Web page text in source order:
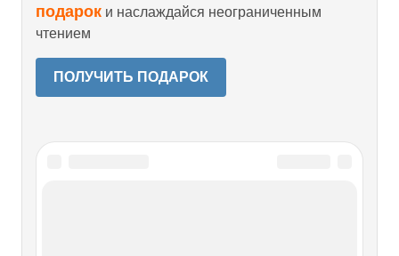
подарок и наслаждайся неограниченным
чтением
ПОЛУЧИТЬ ПОДАРОК